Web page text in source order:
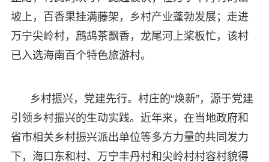
坡上，百香果挂满藤架，乡村产业蓬勃发展；走进
万宁尖岭村，鹧鸪茶飘香，龙尾河上桨板忙，该村
已入选海南百个特色旅游村。
乡村振兴，党建先行。村庄的“焕新”，源于党建
引领乡村振兴的生动实践。近年来，在当地政府和
省市相关乡村振兴派出单位等多方力量的共同发力
下，海口东和村、万宁丰丹村和尖岭村村容村貌得